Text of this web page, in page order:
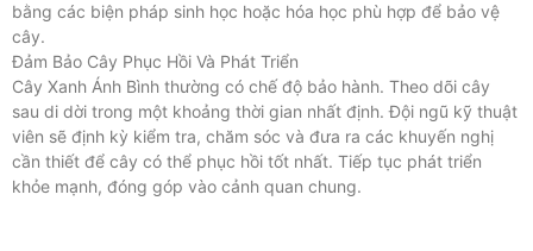
bằng các biện pháp sinh học hoặc hóa học phù hợp để bảo vệ
cây.
Đảm Bảo Cây Phục Hồi Và Phát Triển
Cây Xanh Ánh Bình thường có chế độ bảo hành. Theo dõi cây
sau di dời trong một khoảng thời gian nhất định. Đội ngũ kỹ thuật
viên sẽ định kỳ kiểm tra, chăm sóc và đưa ra các khuyến nghị
cần thiết để cây có thể phục hồi tốt nhất. Tiếp tục phát triển
khỏe mạnh, đóng góp vào cảnh quan chung.